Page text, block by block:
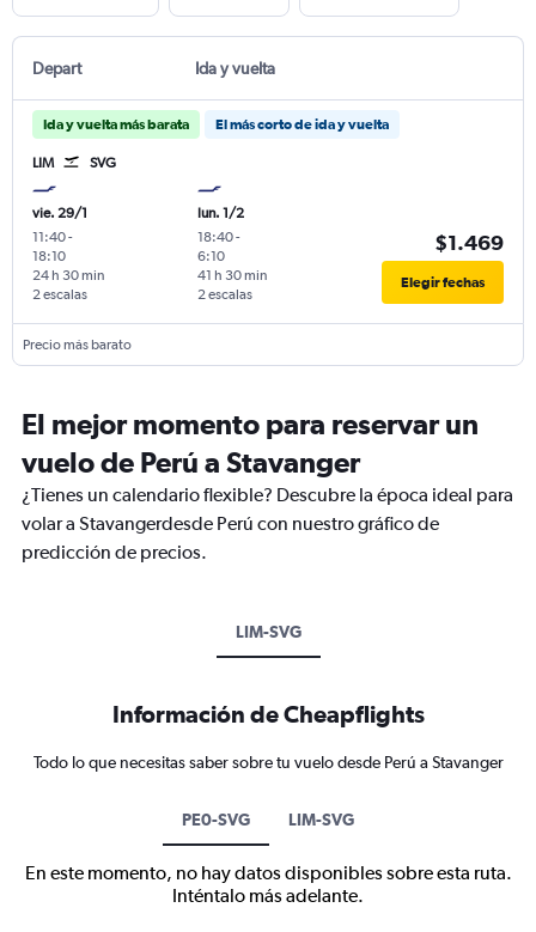
Depart Ida y vuelta
Ida y vuelta más barata El más corto de ida y vuelta
LIM SVG
vie. 29/1
11:40-
18:10
2 escalas
24 h 30 min
lun. 1/2
18:40-
6:10
2 escalas
41 h 30 min
$1.469
Elegir fechas
Precio más barato
El mejor momento para reservar un
vuelo de Perú a Stavanger
¿Tienes un calendario flexible? Descubre la época ideal para
volar a Stavangerdesde Perú con nuestro gráfico de
predicción de precios.
LIM-SVG
Información de Cheapflights
Todo lo que necesitas saber sobre tu vuelo desde Perú a Stavanger
PE0-SVG LIM-SVG
En este momento, no hay datos disponibles sobre esta ruta.
Inténtalo más adelante.